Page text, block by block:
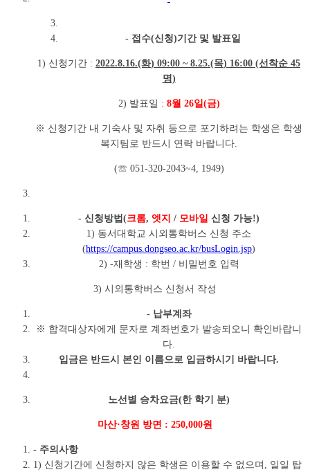
- 접수(신청)기간 및 발표일
1) 신청기간 : 2022.8.16.(화) 09:00 ~ 8.25.(목) 16:00 (선착순 45
명)
2) 발표일 : 8월 26일(금)
※ 신청기간 내 기숙사 및 자취 등으로 포기하려는 학생은 학생
복지팀로 반드시 연락 바랍니다.
(☏ 051-320-2043~4, 1949)
- 신청방법(크롬, 엣지 / 모바일 신청 가능!)
1) 동서대학교 시외통학버스 신청 주소
(https://campus.dongseo.ac.kr/busLogin.jsp)
2) -재학생 : 학번 / 비밀번호 입력
3) 시외통학버스 신청서 작성
- 납부계좌
※ 합격대상자에게 문자로 계좌번호가 발송되오니 확인바랍니
다.
입금은 반드시 본인 이름으로 입금하시기 바랍니다.
노선별 승차요금(한 학기 분)
마산·창원 방면 : 250,000원
- 주의사항
1) 신청기간에 신청하지 않은 학생은 이용할 수 없으며, 일일 탑